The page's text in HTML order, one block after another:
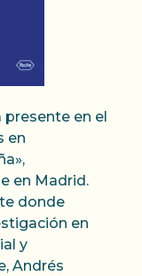
presente en el
en
en Madrid.
donde
en
y
Andrés